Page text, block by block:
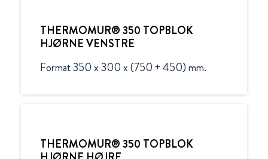
THERMOMUR® 350 TOPBLOK
HJØRNE VENSTRE
Format 350 x 300 x (750 + 450) mm.
THERMOMUR® 350 TOPBLOK